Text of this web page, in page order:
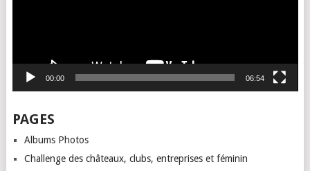
00:00 06:54
PAGES
Albums Photos
Challenge des châteaux, clubs, entreprises et féminin